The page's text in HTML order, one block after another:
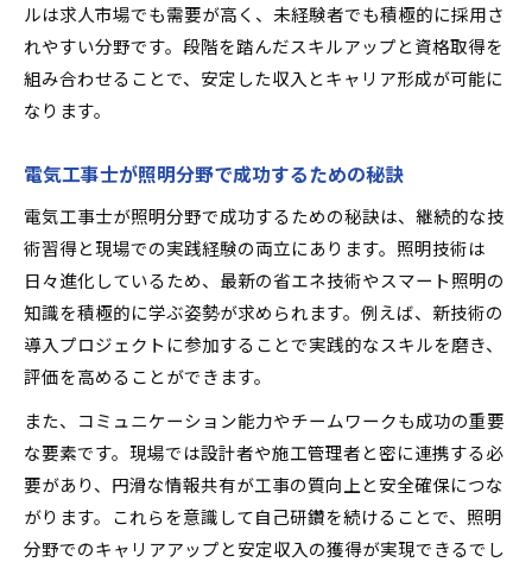
ルは求人市場でも需要が高く、未経験者でも積極的に採用さ
れやすい分野です。段階を踏んだスキルアップと資格取得を
組み合わせることで、安定した収入とキャリア形成が可能に
なります。
電気工事士が照明分野で成功するための秘訣
電気工事士が照明分野で成功するための秘訣は、継続的な技
術習得と現場での実践経験の両立にあります。照明技術は
日々進化しているため、最新の省エネ技術やスマート照明の
知識を積極的に学ぶ姿勢が求められます。例えば、新技術の
導入プロジェクトに参加することで実践的なスキルを磨き、
評価を高めることができます。
また、コミュニケーション能力やチームワークも成功の重要
な要素です。現場では設計者や施工管理者と密に連携する必
要があり、円滑な情報共有が工事の質向上と安全確保につな
がります。これらを意識して自己研鑽を続けることで、照明
分野でのキャリアアップと安定収入の獲得が実現できるでし